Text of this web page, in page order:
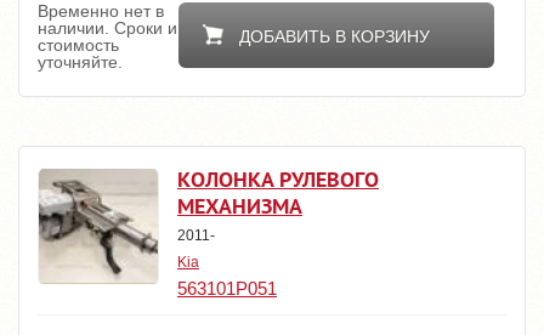
ДОБАВИТЬ В КОРЗИНУ
Временно нет в
наличии. Сроки и
стоимость
уточняйте.
КОЛОНКА РУЛЕВОГО
МЕХАНИЗМА
2011-
Kia
563101P051